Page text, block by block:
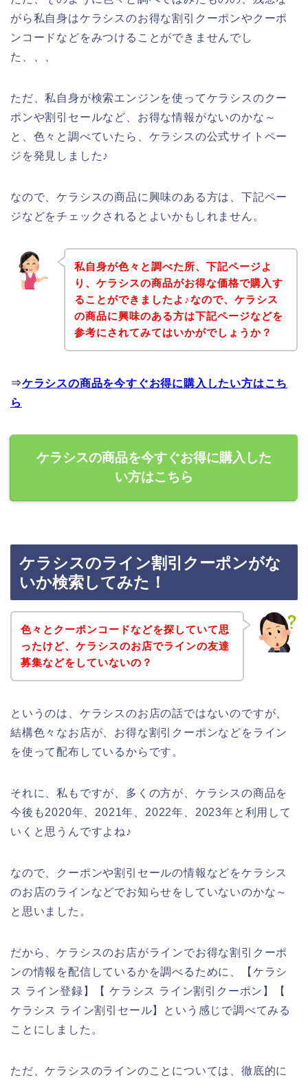
がら私自身はケラシスのお得な割引クーポンやクーポ
ンコードなどをみつけることができませんでし
た、、、
ただ、私自身が検索エンジンを使ってケラシスのクー
ポンや割引セールなど、お得な情報がないのかな～
と、色々と調べていたら、ケラシスの公式サイトペー
ジを発見しました♪
なので、ケラシスの商品に興味のある方は、下記ペー
ジなどをチェックされるとよいかもしれません。
私自身が色々と調べた所、下記ページよ
り、ケラシスの商品がお得な価格で購入す
ることができましたよ♪なので、ケラシス
の商品に興味のある方は下記ページなどを
参考にされてみてはいかがでしょうか？
⇒ケラシスの商品を今すぐお得に購入したい方はこち
ら
ケラシスの商品を今すぐお得に購入した
い方はこちら
ケラシスのライン割引クーポンがな
いか検索してみた！
色々とクーポンコードなどを探していて思
ったけど、ケラシスのお店でラインの友達
募集などをしていないの？
というのは、ケラシスのお店の話ではないのですが、
結構色々なお店が、お得な割引クーポンなどをライン
を使って配布しているからです。
それに、私もですが、多くの方が、ケラシスの商品を
今後も2020年、2021年、2022年、2023年と利用して
いくと思うんですよね♪
なので、クーポンや割引セールの情報などをケラシス
のお店のラインなどでお知らせをしていないのかな～
と思いました。
だから、ケラシスのお店がラインでお得な割引クーポ
ンの情報を配信しているかを調べるために、【ケラシ
ス ライン登録】【 ケラシス ライン割引クーポン】【
ケラシス ライン割引セール】という感じで調べてみる
ことにしました。
ただ、ケラシスのラインのことについては、徹底的に